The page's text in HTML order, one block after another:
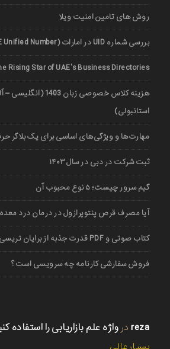
روش های تامین امنیت ویلا
بررسی شماره UID در امارات (UAE Unified Number)
Rising Star of UAE’s Business Directories
هزینه کلاس خصوصی زبان
استانبولی)
مهارت‌ها و ویژگی‌های اساسی برای یک بلاگر
ثبت شرکت در دبی در سال ۱۴۰۳
گیم سرور چیست؛ ۵ نوع محبوب آن
آیا مصرف قرص پنتوپرازول در درمان درد
کتاب صوتی و PDF قدرت جذبه از برایان تریسی
فروش سفارشی کارنامه چه سرویسی است؟
reza در واژه علم بازاریابی را استفاده